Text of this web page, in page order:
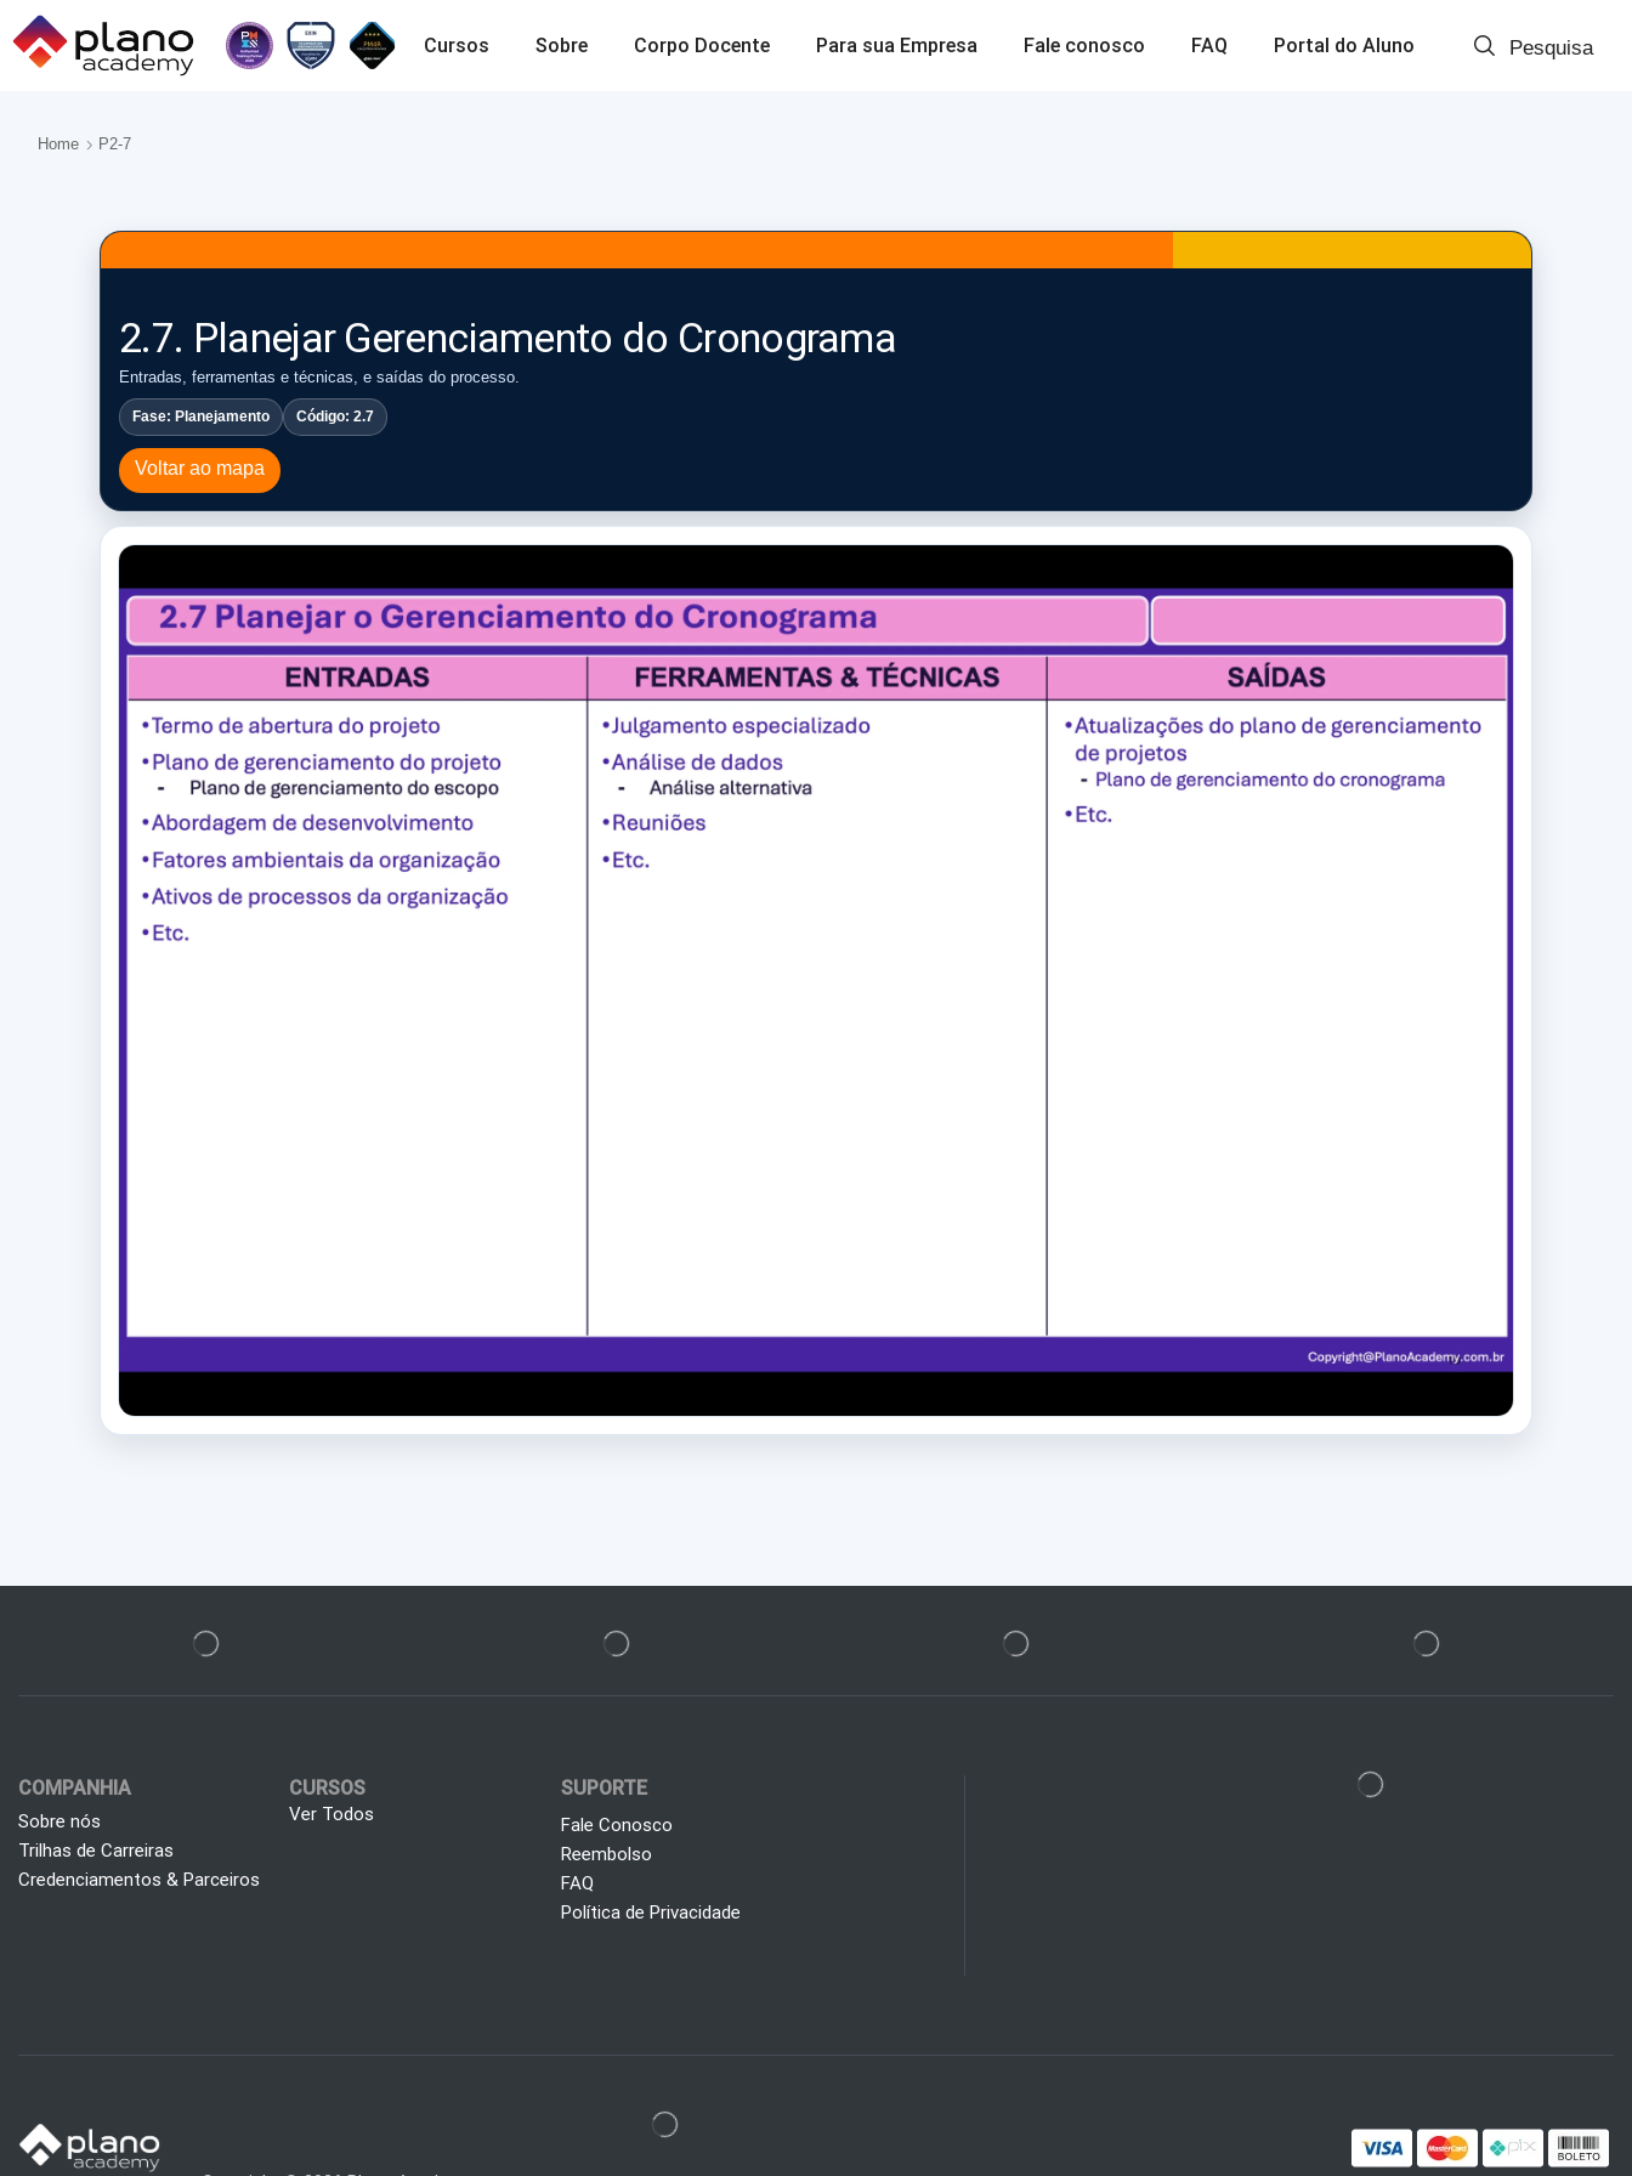
Cursos Sobre Corpo Docente Para sua Empresa Fale conosco FAQ Portal do Aluno Pesquisa
Home P2-7
2.7. Planejar Gerenciamento do Cronograma
Entradas, ferramentas e técnicas, e saídas do processo.
Fase: Planejamento Código: 2.7
Voltar ao mapa
COMPANHIA
Sobre nós
Trilhas de Carreiras
Credenciamentos & Parceiros
CURSOS
Ver Todos
SUPORTE
Fale Conosco
Reembolso
FAQ
Política de Privacidade